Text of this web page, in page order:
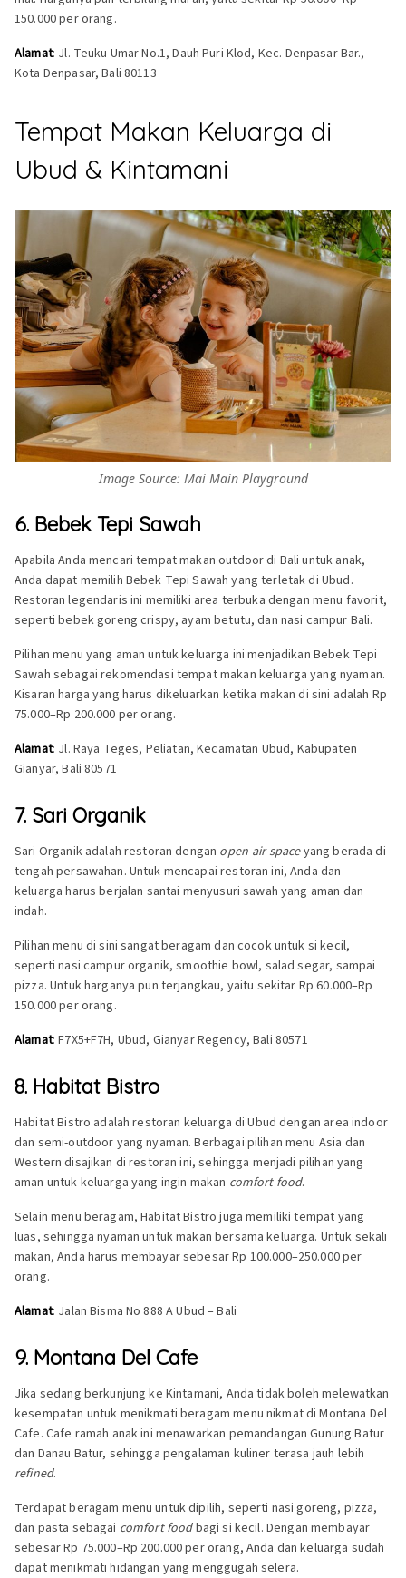
150.000 per orang.
Alamat: Jl. Teuku Umar No.1, Dauh Puri Klod, Kec. Denpasar Bar.,
Kota Denpasar, Bali 80113
Tempat Makan Keluarga di
Ubud & Kintamani
Image Source: Mai Main Playground
6. Bebek Tepi Sawah
Apabila Anda mencari tempat makan outdoor di Bali untuk anak,
Anda dapat memilih Bebek Tepi Sawah yang terletak di Ubud.
Restoran legendaris ini memiliki area terbuka dengan menu favorit,
seperti bebek goreng crispy, ayam betutu, dan nasi campur Bali.
Pilihan menu yang aman untuk keluarga ini menjadikan Bebek Tepi
Sawah sebagai rekomendasi tempat makan keluarga yang nyaman.
Kisaran harga yang harus dikeluarkan ketika makan di sini adalah Rp
75.000–Rp 200.000 per orang.
Alamat: Jl. Raya Teges, Peliatan, Kecamatan Ubud, Kabupaten
Gianyar, Bali 80571
7. Sari Organik
Sari Organik adalah restoran dengan open-air spaceyang berada di
tengah persawahan. Untuk mencapai restoran ini, Anda dan
keluarga harus berjalan santai menyusuri sawah yang aman dan
indah.
Pilihan menu di sini sangat beragam dan cocok untuk si kecil,
seperti nasi campur organik, smoothie bowl, salad segar, sampai
pizza. Untuk harganya pun terjangkau, yaitu sekitar Rp 60.000–Rp
150.000 per orang.
Alamat: F7X5+F7H, Ubud, Gianyar Regency, Bali 80571
8. Habitat Bistro
Habitat Bistro adalah restoran keluarga di Ubud dengan area indoor
dan semi-outdoor yang nyaman. Berbagai pilihan menu Asia dan
Western disajikan di restoran ini, sehingga menjadi pilihan yang
aman untuk keluarga yang ingin makan comfort food.
Selain menu beragam, Habitat Bistro juga memiliki tempat yang
luas, sehingga nyaman untuk makan bersama keluarga. Untuk sekali
makan, Anda harus membayar sebesar Rp 100.000–250.000 per
orang.
Alamat: Jalan Bisma No 888 A Ubud – Bali
9. Montana Del Cafe
Jika sedang berkunjung ke Kintamani, Anda tidak boleh melewatkan
kesempatan untuk menikmati beragam menu nikmat di Montana Del
Cafe. Cafe ramah anak ini menawarkan pemandangan Gunung Batur
dan Danau Batur, sehingga pengalaman kuliner terasa jauh lebih
refined.
Terdapat beragam menu untuk dipilih, seperti nasi goreng, pizza,
dan pasta sebagai comfort foodbagi si kecil. Dengan membayar
sebesar Rp 75.000–Rp 200.000 per orang, Anda dan keluarga sudah
dapat menikmati hidangan yang menggugah selera.